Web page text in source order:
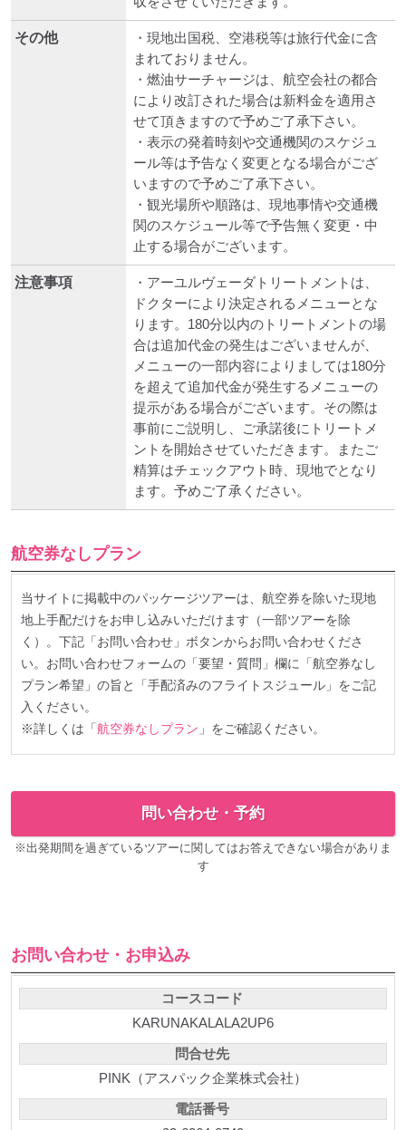
その他
・現地出国税、空港税等は旅行代金に含
まれておりません。
・燃油サーチャージは、航空会社の都合
により改訂された場合は新料金を適用さ
せて頂きますので予めご了承下さい。
・表示の発着時刻や交通機関のスケジュ
ール等は予告なく変更となる場合がござ
いますので予めご了承下さい。
・観光場所や順路は、現地事情や交通機
関のスケジュール等で予告無く変更・中
止する場合がございます。
注意事項
・アーユルヴェーダトリートメントは、
ドクターにより決定されるメニューとな
ります。180分以内のトリートメントの場
合は追加代金の発生はございませんが、
メニューの一部内容によりましては180分
を超えて追加代金が発生するメニューの
提示がある場合がございます。その際は
事前にご説明し、ご承諾後にトリートメ
ントを開始させていただきます。またご
精算はチェックアウト時、現地でとなり
ます。予めご了承ください。
航空券なしプラン
当サイトに掲載中のパッケージツアーは、航空券を除いた現地
地上手配だけをお申し込みいただけます（一部ツアーを除
く）。下記「お問い合わせ」ボタンからお問い合わせくださ
い。お問い合わせフォームの「要望・質問」欄に「航空券なし
プラン希望」の旨と「手配済みのフライトスジュール」をご記
入ください。
※詳しくは「 航空券なしプラン 」をご確認ください。
問い合わせ・予約
※出発期間を過ぎているツアーに関してはお答えできない場合がありま
す
お問い合わせ・お申込み
コースコード
KARUNAKALALA2UP6
問合せ先
PINK（アスパック企業株式会社）
電話番号